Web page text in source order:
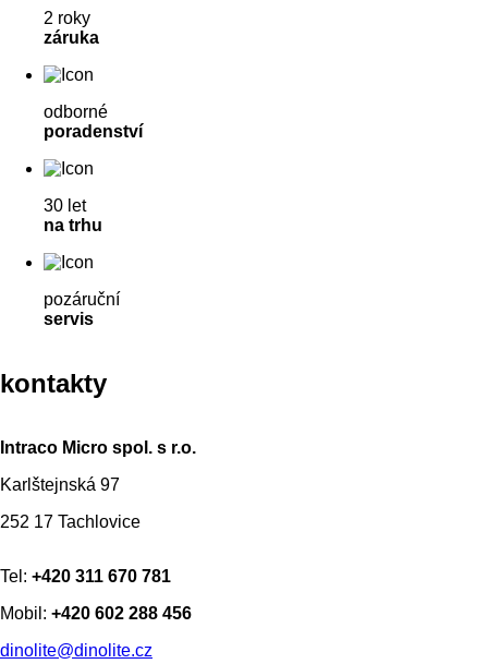
2 roky
záruka
odborné
poradenství
30 let
na trhu
pozáruční
servis
kontakty
Intraco Micro spol. s r.o.
Karlštejnská 97
252 17 Tachlovice
Tel: +420 311 670 781
Mobil: +420 602 288 456
dinolite@dinolite.cz